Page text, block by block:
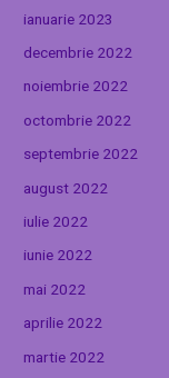
ianuarie 2023
decembrie 2022
noiembrie 2022
octombrie 2022
septembrie 2022
august 2022
iulie 2022
iunie 2022
mai 2022
aprilie 2022
martie 2022